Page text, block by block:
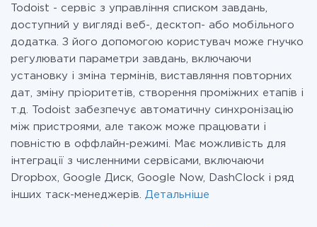
Todoist - сервіс з управління списком завдань,
доступний у вигляді веб-, десктоп- або мобільного
додатка. З його допомогою користувач може гнучко
регулювати параметри завдань, включаючи
установку і зміна термінів, виставляння повторних
дат, зміну пріоритетів, створення проміжних етапів і
т.д. Todoist забезпечує автоматичну синхронізацію
між пристроями, але також може працювати і
повністю в оффлайн-режимі. Має можливість для
інтеграції з численними сервісами, включаючи
Dropbox, Google Диск, Google Now, DashClock і ряд
інших таск-менеджерів. Детальніше